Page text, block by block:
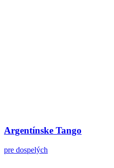
Argentínske Tango
pre dospelých